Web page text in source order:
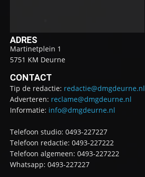
ADRES
Martinetplein 1
5751 KM Deurne
CONTACT
Tip de redactie: redactie@dmgdeurne.nl
Adverteren: reclame@dmgdeurne.nl
Informatie: info@dmgdeurne.nl
Telefoon studio: 0493-227227
Telefoon redactie: 0493-227222
Telefoon algemeen: 0493-227222
Whatsapp: 0493-227227